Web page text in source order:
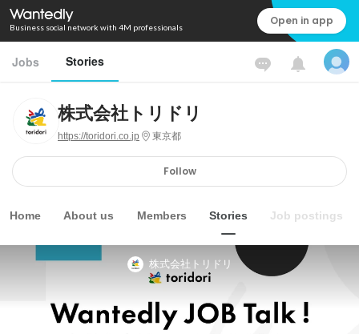
Business social network with 4M professionals Open in app
Jobs Stories
株式会社トリドリ
https://toridori.co.jp 東京都
Follow
Home About us Members Stories Job postings
株式会社トリドリ